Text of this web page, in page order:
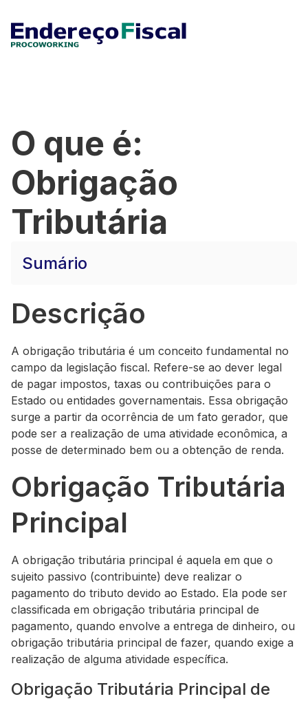
O que é:
Obrigação
Tributária
Sumário
Descrição
A obrigação tributária é um conceito fundamental no
campo da legislação fiscal. Refere-se ao dever legal
de pagar impostos, taxas ou contribuições para o
Estado ou entidades governamentais. Essa obrigação
surge a partir da ocorrência de um fato gerador, que
pode ser a realização de uma atividade econômica, a
posse de determinado bem ou a obtenção de renda.
Obrigação Tributária
Principal
A obrigação tributária principal é aquela em que o
sujeito passivo (contribuinte) deve realizar o
pagamento do tributo devido ao Estado. Ela pode ser
classificada em obrigação tributária principal de
pagamento, quando envolve a entrega de dinheiro, ou
obrigação tributária principal de fazer, quando exige a
realização de alguma atividade específica.
Obrigação Tributária Principal de